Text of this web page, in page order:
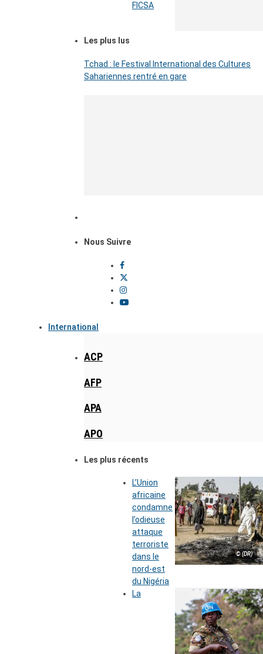
FICSA
Les plus lus
Tchad : le Festival International des Cultures
Sahariennes rentré en gare
Nous Suivre
International
ACP
AFP
APA
APO
Les plus récents
© (DR)
L’Union
africaine
condamne
l’odieuse
attaque
terroriste
dans le
nord-est
du Nigéria
La